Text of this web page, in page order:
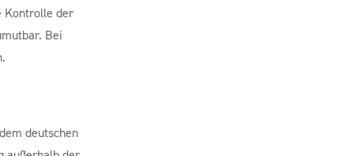
Kontrolle der
Bei
deutschen